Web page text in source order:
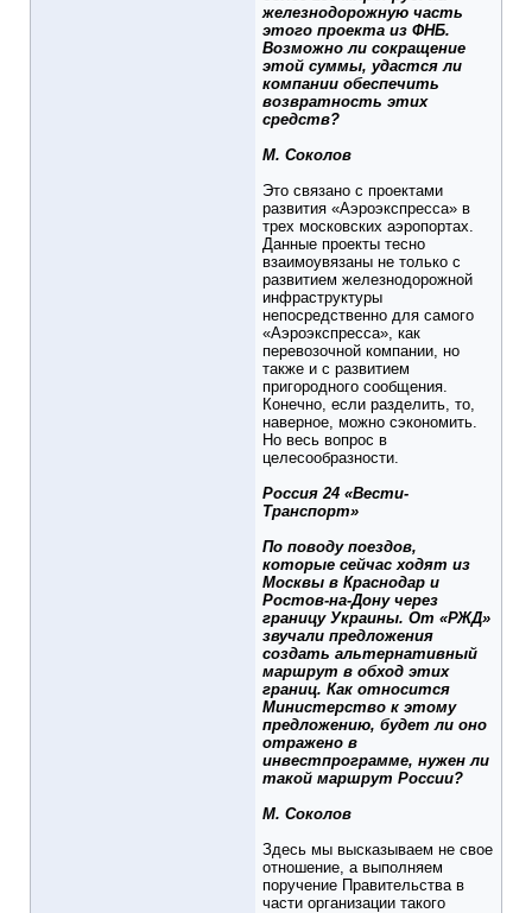
железнодорожную часть
этого проекта из ФНБ.
Возможно ли сокращение
этой суммы, удастся ли
компании обеспечить
возвратность этих
средств?
М. Соколов
Это связано с проектами
развития «Аэроэкспресса» в
трех московских аэропортах.
Данные проекты тесно
взаимоувязаны не только с
развитием железнодорожной
инфраструктуры
непосредственно для самого
«Аэроэкспресса», как
перевозочной компании, но
также и с развитием
пригородного сообщения.
Конечно, если разделить, то,
наверное, можно сэкономить.
Но весь вопрос в
целесообразности.
Россия 24 «Вести-
Транспорт»
По поводу поездов,
которые сейчас ходят из
Москвы в Краснодар и
Ростов-на-Дону через
границу Украины. От «РЖД»
звучали предложения
создать альтернативный
маршрут в обход этих
границ. Как относится
Министерство к этому
предложению, будет ли оно
отражено в
инвестпрограмме, нужен ли
такой маршрут России?
М. Соколов
Здесь мы высказываем не свое
отношение, а выполняем
поручение Правительства в
части организации такого